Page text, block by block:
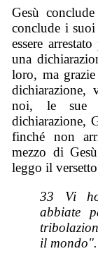
Gesù
conclude i
essere
una
loro, ma
dichiarazione,
noi, le sue
dichiarazione,
finché non
mezzo di
leggo il
33 Vi ho
abbiate
il